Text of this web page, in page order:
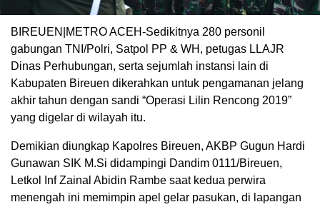
BIREUEN|METRO ACEH-Sedikitnya 280 personil
gabungan TNI/Polri, Satpol PP & WH, petugas LLAJR
Dinas Perhubungan, serta sejumlah instansi lain di
Kabupaten Bireuen dikerahkan untuk pengamanan jelang
akhir tahun dengan sandi “Operasi Lilin Rencong 2019”
yang digelar di wilayah itu.
Demikian diungkap Kapolres Bireuen, AKBP Gugun Hardi
Gunawan SIK M.Si didampingi Dandim 0111/Bireuen,
Letkol Inf Zainal Abidin Rambe saat kedua perwira
menengah ini memimpin apel gelar pasukan, di lapangan